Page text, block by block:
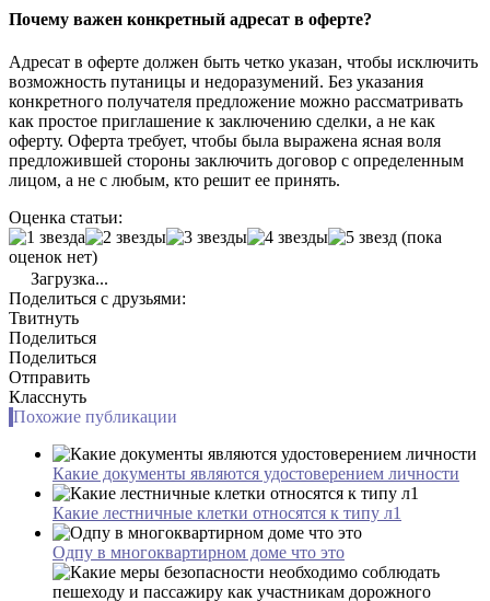
Почему важен конкретный адресат в оферте?
Адресат в оферте должен быть четко указан, чтобы исключить
возможность путаницы и недоразумений. Без указания
конкретного получателя предложение можно рассматривать
как простое приглашение к заключению сделки, а не как
оферту. Оферта требует, чтобы была выражена ясная воля
предложившей стороны заключить договор с определенным
лицом, а не с любым, кто решит ее принять.
Оценка статьи:
(пока
оценок нет)
Загрузка...
Поделиться с друзьями:
Твитнуть
Поделиться
Поделиться
Отправить
Класснуть
Похожие публикации
Какие документы являются удостоверением личности
Какие лестничные клетки относятся к типу л1
Одпу в многоквартирном доме что это